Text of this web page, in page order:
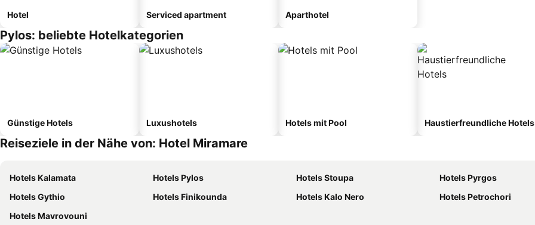
Hotel Serviced apartment Aparthotel
Pylos: beliebte Hotelkategorien
Günstige Hotels Luxushotels Hotels mit Pool Haustierfreundliche Hotels
Reiseziele in der Nähe von: Hotel Miramare
Hotels Kalamata Hotels Pylos Hotels Stoupa
Hotels Pyrgos
Hotels Gythio
Hotels Finikounda Hotels Kalo Nero
Hotels Petrochori
Hotels Mavrovouni